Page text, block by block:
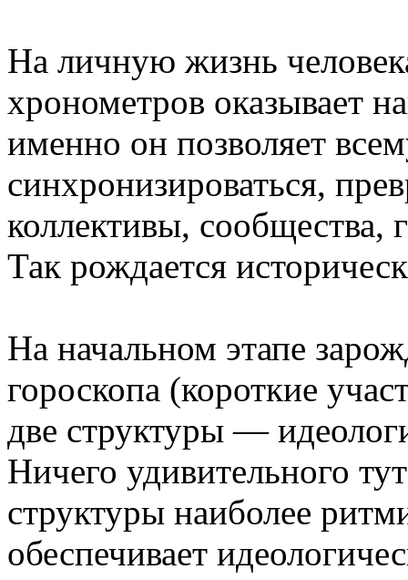
На личную жизнь
хронометров оказывает
именно он позволяет
синхронизироваться,
коллективы, сообщества,
Так рождается
На начальном этапе
гороскопа (короткие
две структуры —
Ничего удивительного
структуры наиболее
обеспечивает